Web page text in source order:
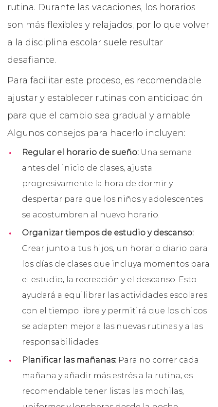
rutina. Durante las vacaciones, los horarios
son más flexibles y relajados, por lo que volver
a la disciplina escolar suele resultar
desafiante.
Para facilitar este proceso, es recomendable
ajustar y establecer rutinas con anticipación
para que el cambio sea gradual y amable.
Algunos consejos para hacerlo incluyen:
Regular el horario de sueño: Una semana
antes del inicio de clases, ajusta
progresivamente la hora de dormir y
despertar para que los niños y adolescentes
se acostumbren al nuevo horario.
Organizar tiempos de estudio y descanso:
Crear junto a tus hijos, un horario diario para
los días de clases que incluya momentos para
el estudio, la recreación y el descanso. Esto
ayudará a equilibrar las actividades escolares
con el tiempo libre y permitirá que los chicos
se adapten mejor a las nuevas rutinas y a las
responsabilidades.
Planificar las mañanas: Para no correr cada
mañana y añadir más estrés a la rutina, es
recomendable tener listas las mochilas,